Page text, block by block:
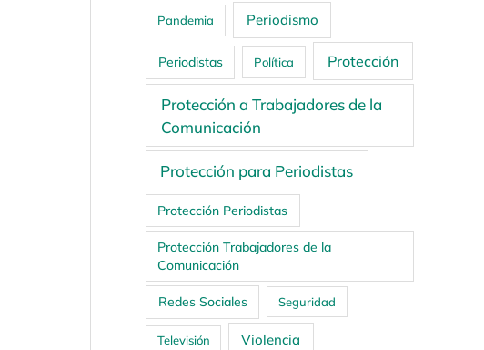
Pandemia Periodismo
Periodistas Política Protección
Protección a Trabajadores de la
Comunicación
Protección para Periodistas
Protección Periodistas
Protección Trabajadores de la
Comunicación
Redes Sociales Seguridad
Televisión Violencia